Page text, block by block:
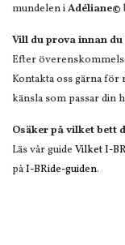
mundelen iAdéliane©
Vill du prova innan
Efter
Kontakta oss gärna
känsla som passar din
Osäker på vilket bett
Läs vår guide Vilket I-
påI-BRide-guiden.